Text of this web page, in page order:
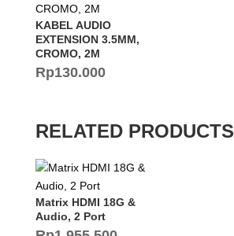
KABEL AUDIO
EXTENSION 3.5MM,
CROMO, 2M
Rp130.000
RELATED PRODUCTS
Matrix HDMI 18G &
Audio, 2 Port